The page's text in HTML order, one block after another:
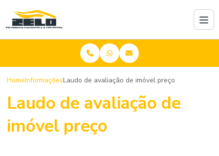
HomeInformaçõesLaudo de avaliação de imóvel preço
Laudo de avaliação de
imóvel preço